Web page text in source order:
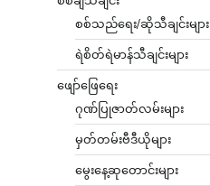
စစ်သည်ရေး/ဆိုသီချင်းများ
ရဲစိတ်ရဲမာန်သီချင်းများ
ဖျော်ဖြေရေး
ဂုဏ်ပြုဇာတ်လမ်းများ
မှတ်တမ်းဗီဒီယိုများ
မွေးနေ့ဆုတောင်းများ